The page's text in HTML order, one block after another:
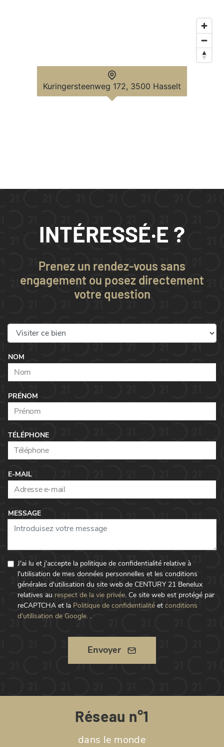
Kuringersteenweg 172, 3500 Hasselt
INTÉRESSÉ·E ?
Prenez un rendez-vous sans
engagement ou posez directement
votre question
NOM
PRÉNOM
TÉLÉPHONE
E-MAIL
MESSAGE
J'ai lu et j'accepte la politique de confidentialité relative à
l'utilisation de mes données personnelles et les conditions
générales d'utilisation du site web de CENTURY 21 Benelux
relatives au respect de la vie privée. Ce site web est protégé par
reCAPTCHA et la Politique de confidentialité et conditions
d'utilisation de Google. .
Envoyer
Réseau n°1
dans le monde